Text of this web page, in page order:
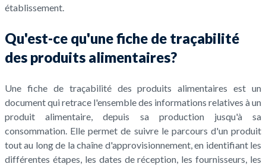
établissement.
Qu'est-ce qu'une fiche de traçabilité
des produits alimentaires?
Une fiche de traçabilité des produits alimentaires est un
document qui retrace l'ensemble des informations relatives à un
produit alimentaire, depuis sa production jusqu'à sa
consommation. Elle permet de suivre le parcours d'un produit
tout au long de la chaîne d'approvisionnement, en identifiant les
différentes étapes, les dates de réception, les fournisseurs, les